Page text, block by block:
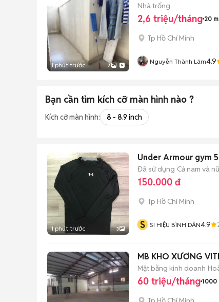
1 phút trước 7
Nhà trống
2,6 triệu/tháng 20
Tp Hồ Chí Minh
Nguyễn Thành Lâm4.9
Bạn cần tìm kích cỡ màn hình nào ?
Kích cỡ màn hình: 8 - 8.9 inch
1 phút trước 3
Under Armour gym
Đã sử dụng Cả nam và nữ
150.000 đ
Tp Hồ Chí Minh
S SI HIỆU BÌNH DÂN4.9
MB KHO XƯƠNG
Mặt bằng kinh doanh
60 triệu/tháng 1000